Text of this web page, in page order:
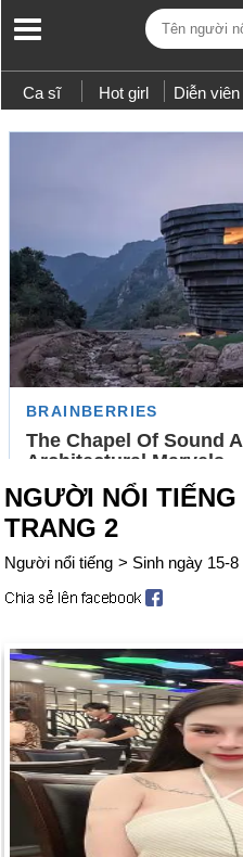
Ca sĩ Hot girl Diễn viên
NGƯỜI NỔI
TRANG 2
Người nổi tiếng > Sinh ngày 15-8